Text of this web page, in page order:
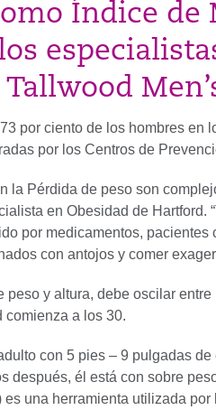
Índice de
por ciento de los hombres
por los Centros de
la Pérdida de peso son
en Obesidad de
por medicamentos,
con antojos y comer
peso y altura, debe oscilar
comienza a los 30.
con 5 pies – 9 pulgadas
después, él está con sobre
una herramienta utilizada